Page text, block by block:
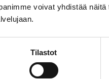
voivat yhdistää näitä
Tilastot